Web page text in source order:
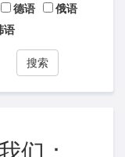
德语
俄语
语
搜索